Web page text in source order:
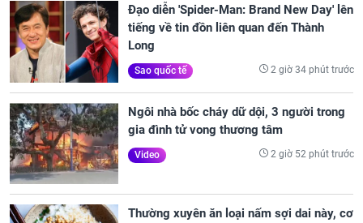
Đạo diễn 'Spider-Man: Brand New Day' lên
tiếng về tin đồn liên quan đến Thành
Long
Sao quốc tế 2 giờ 34 phút trước
Ngôi nhà bốc cháy dữ dội, 3 người trong
gia đình tử vong thương tâm
Video 2 giờ 52 phút trước
Thường xuyên ăn loại nấm sợi dai này, cơ